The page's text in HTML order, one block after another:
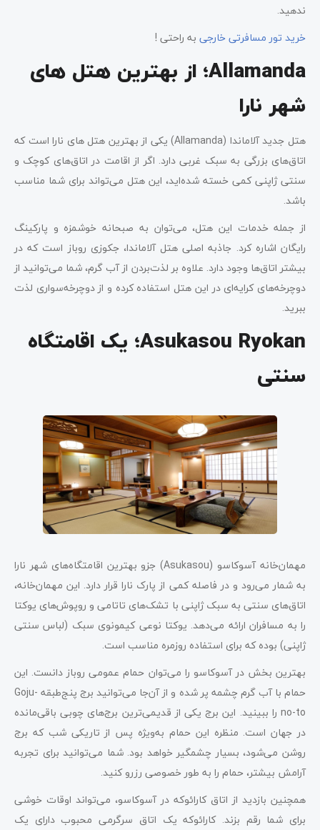
ندهید.
خرید تور مسافرتی خارجی به راحتی !
Allamanda؛ از بهترین هتل های
شهر نارا
هتل جدید آلاماندا (Allamanda) یکی از بهترین هتل ‌های نارا است که
اتاق‌های بزرگی به سبک غربی دارد. اگر از اقامت در اتاق‌های کوچک و
سنتی ژاپنی کمی خسته شده‌اید، این هتل می‌تواند برای شما مناسب
باشد.
از جمله خدمات این هتل، می‌توان به صبحانه خوشمزه و پارکینگ
رایگان اشاره کرد. جاذبه اصلی هتل آلاماندا، جکوزی روباز است که در
بیشتر اتاق‌ها وجود دارد. علاوه بر لذت‌بردن از آب گرم، شما می‌توانید از
دوچرخه‌های کرایه‌ای در این هتل استفاده کرده و از دوچرخه‌سواری لذت
ببرید.
Asukasou Ryokan؛ یک اقامتگاه
سنتی
مهمان‌خانه آسوکاسو (Asukasou) جزو بهترین اقامتگاه‌های شهر نارا
به شمار می‌رود و در فاصله کمی از پارک نارا قرار دارد. این مهمان‌خانه،
اتاق‌های سنتی به سبک ژاپنی با تشک‌های تاتامی و روپوش‌های یوکتا
را به مسافران ارائه می‌دهد. یوکتا نوعی کیمونوی سبک (لباس سنتی
ژاپنی) بوده که برای استفاده روزمره مناسب است.
بهترین بخش در آسوکاسو را می‌توان حمام عمومی روباز دانست. این
حمام با آب گرم چشمه پر شده و از آن‌جا می‌توانید برج پنج‌طبقه Goju-
no-to را ببینید. این برج یکی از قدیمی‌ترین برج‌های چوبی باقی‌مانده
در جهان است. منظره این حمام به‌ویژه پس از تاریکی شب که برج
روشن می‌شود، بسیار چشمگیر خواهد بود. شما می‌توانید برای تجربه
آرامش بیشتر، حمام را به طور خصوصی رزرو کنید.
همچنین بازدید از اتاق کارائوکه در آسوکاسو، می‌تواند اوقات خوشی
برای شما رقم بزند. کارائوکه یک اتاق سرگرمی محبوب دارای یک